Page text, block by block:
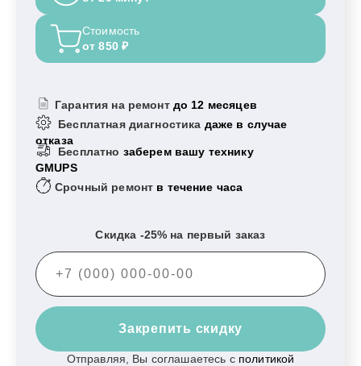
Стоимость
от 850 ₽
Гарантия на ремонт до 12 месяцев
Бесплатная диагностика даже в случае
отказа
Бесплатно заберем вашу технику
GMUPS
Срочный ремонт в течение часа
Скидка -25% на первый заказ
Закрепить скидку
Отправляя, Вы соглашаетесь с политикой